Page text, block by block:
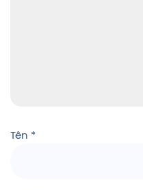
Tên *